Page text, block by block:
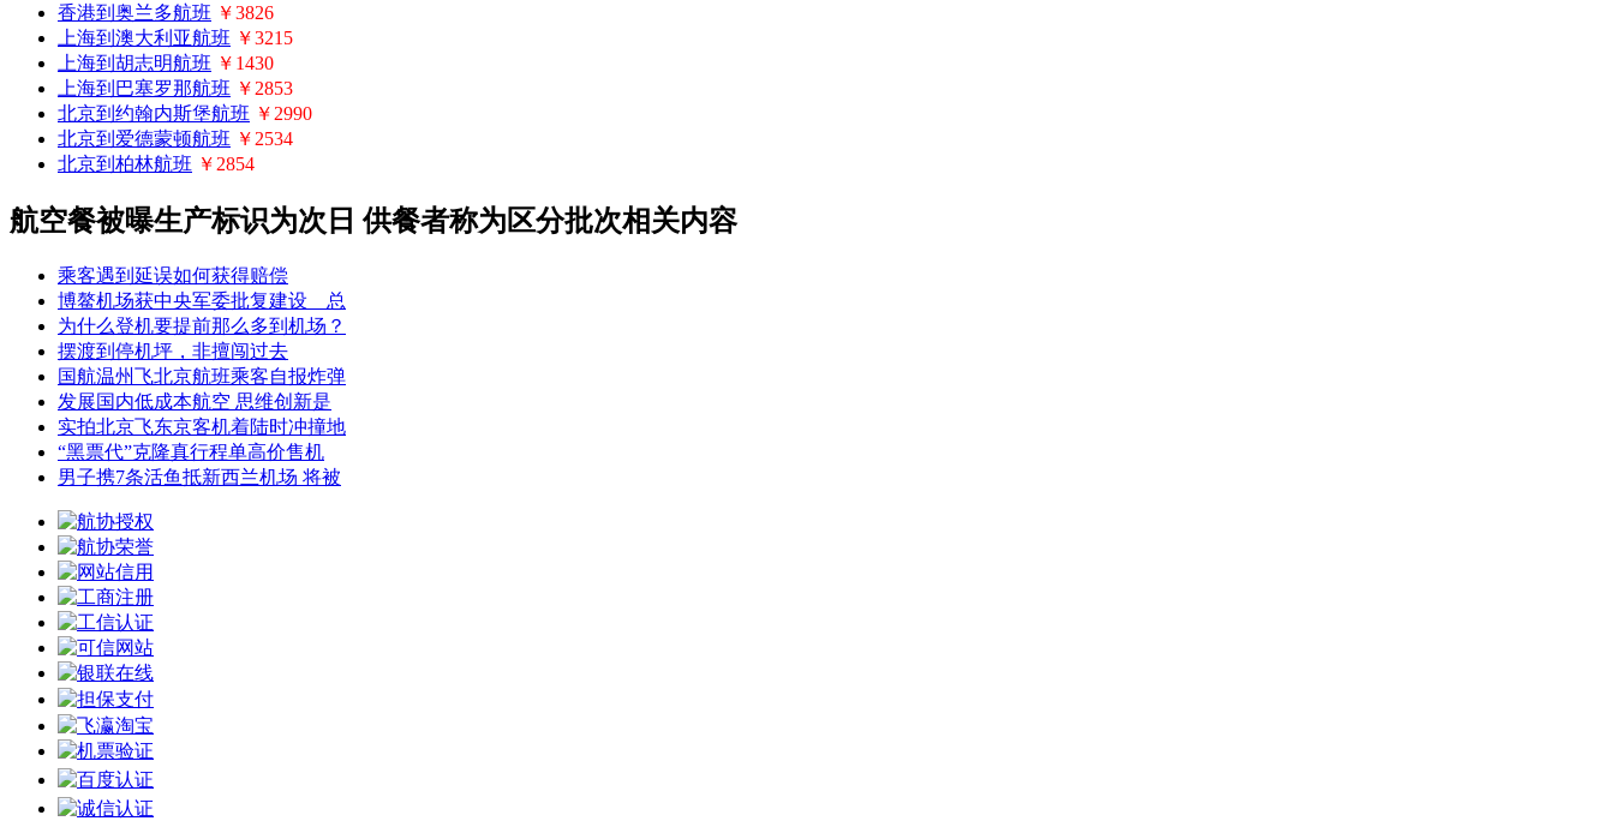
香港到奥兰多航班 ￥3826
上海到澳大利亚航班 ￥3215
上海到胡志明航班 ￥1430
上海到巴塞罗那航班 ￥2853
北京到约翰内斯堡航班 ￥2990
北京到爱德蒙顿航班 ￥2534
北京到柏林航班 ￥2854
航空餐被曝生产标识为次日 供餐者称为区分批次相关内容
乘客遇到延误如何获得赔偿
博鳌机场获中央军委批复建设 总
为什么登机要提前那么多到机场？
摆渡到停机坪，非擅闯过去
国航温州飞北京航班乘客自报炸弹
发展国内低成本航空 思维创新是
实拍北京飞东京客机着陆时冲撞地
“黑票代”克隆真行程单高价售机
男子携7条活鱼抵新西兰机场 将被